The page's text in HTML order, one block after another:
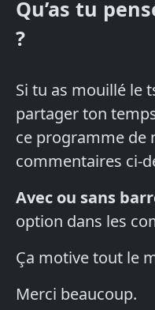
Qu’as tu
?
Si tu as mouillé le
partager ton
ce programme de
commentaires ci-
Avec ou sans
option dans les
Ça motive tout le
Merci beaucoup.